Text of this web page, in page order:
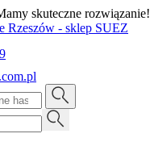
skuteczne rozwiązanie!